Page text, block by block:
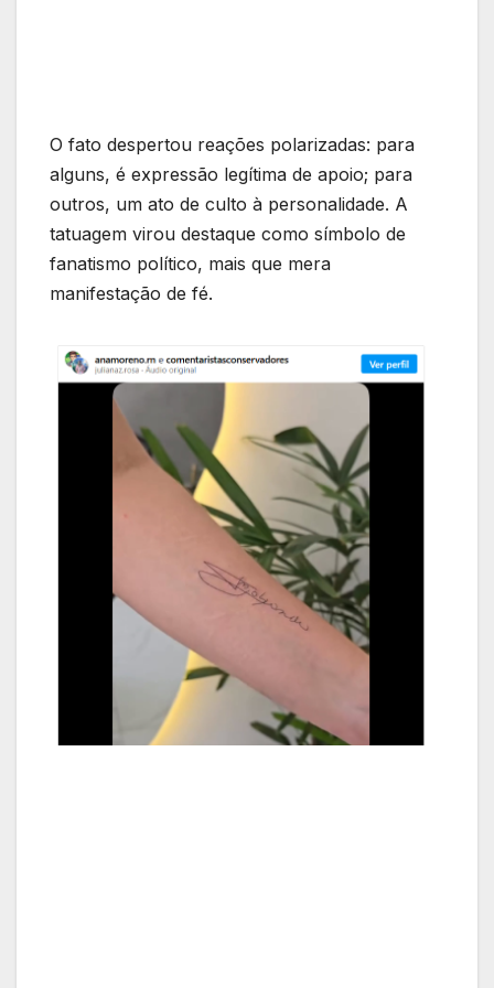
O fato despertou reações polarizadas: para
alguns, é expressão legítima de apoio; para
outros, um ato de culto à personalidade. A
tatuagem virou destaque como símbolo de
fanatismo político, mais que mera
manifestação de fé.